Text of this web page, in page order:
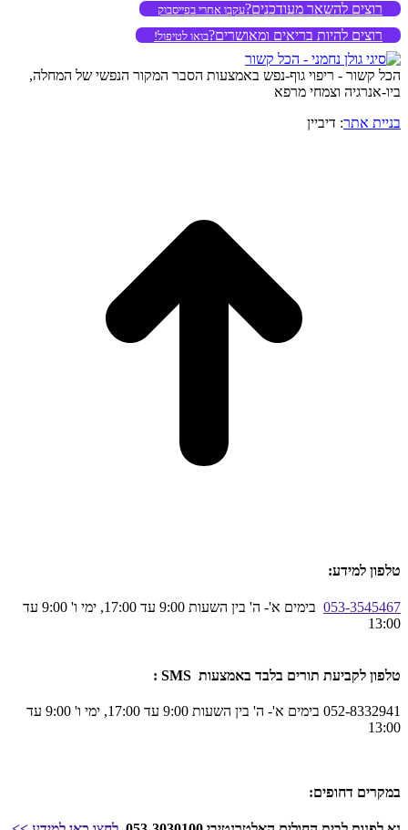
רוצים להשאר מעודכנים?עקבו אחרי בפייסבוק
רוצים להיות בריאים ומאושרים?בואו לטיפול!
הכל קשור - ריפוי גוף-נפש באמצעות הסבר המקור הנפשי של המחלה,
ביו-אנרגיה וצמחי מרפא
בניית אתר: דיביין
טלפון למידע:
053-3545467
בימים א'- ה' בין השעות 9:00 עד 17:00, ימי ו' 9:00 עד
13:00
טלפון לקביעת תורים בלבד באמצעות SMS :
052-8332941 בימים א'- ה' בין השעות 9:00 עד 17:00, ימי ו' 9:00 עד
13:00
במקרים דחופים: